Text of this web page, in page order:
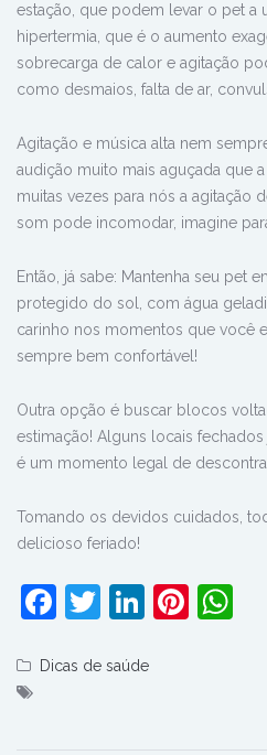
estação, que podem levar o pet a
hipertermia, que é o aumento
sobrecarga de calor e agitação
como desmaios, falta de ar,
Agitação e música alta nem
audição muito mais aguçada que
muitas vezes para nós a agitação
som pode incomodar, imagine
Então, já sabe: Mantenha seu pet
protegido do sol, com água
carinho nos momentos que você
sempre bem confortável!
Outra opção é buscar blocos
estimação! Alguns locais
é um momento legal de
Tomando os devidos cuidados,
delicioso feriado!
Facebook
Twitter
LinkedIn
Dicas de saúde